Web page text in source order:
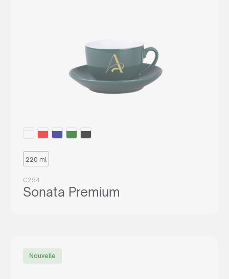
220 ml
C254
Sonata Premium
Nouvelle